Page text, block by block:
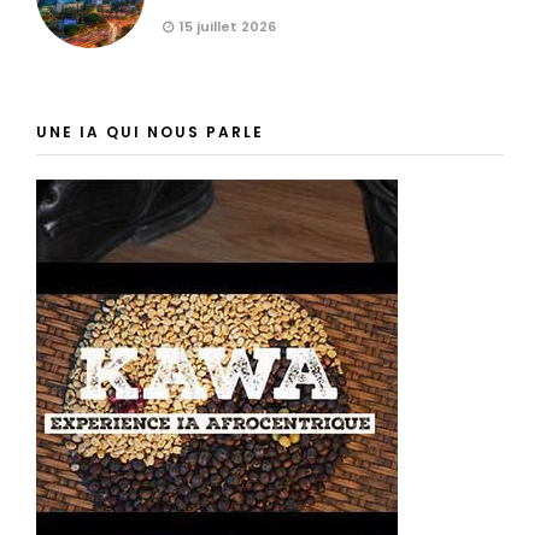
15 juillet 2026
UNE IA QUI NOUS PARLE